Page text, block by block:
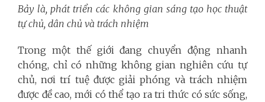
Bảy là, phát triển các không gian sáng tạo học thuật
tự chủ, dân chủ và trách nhiệm
Trong một thế giới đang chuyển động nhanh
chóng, chỉ có những không gian nghiên cứu tự
chủ, nơi trí tuệ được giải phóng và trách nhiệm
được đề cao, mới có thể tạo ra tri thức có sức sống,